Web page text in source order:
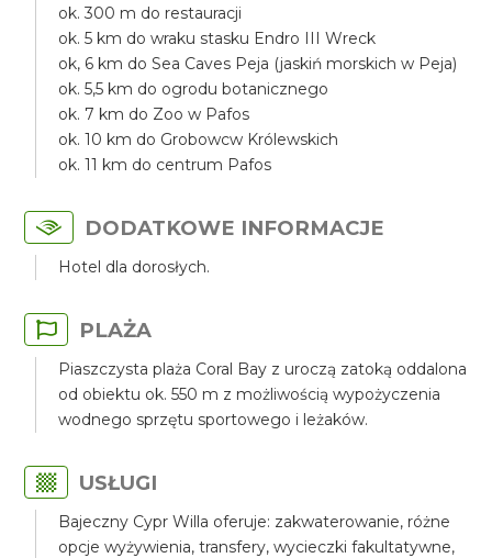
ok. 300 m do restauracji
ok. 5 km do wraku stasku Endro III Wreck
ok, 6 km do Sea Caves Peja (jaskiń morskich w Peja)
ok. 5,5 km do ogrodu botanicznego
ok. 7 km do Zoo w Pafos
ok. 10 km do Grobowcw Królewskich
ok. 11 km do centrum Pafos
DODATKOWE INFORMACJE
Hotel dla dorosłych.
PLAŻA
Piaszczysta plaża Coral Bay z uroczą zatoką oddalona
od obiektu ok. 550 m z możliwością wypożyczenia
wodnego sprzętu sportowego i leżaków.
USŁUGI
Bajeczny Cypr Willa oferuje: zakwaterowanie, różne
opcje wyżywienia, transfery, wycieczki fakultatywne,